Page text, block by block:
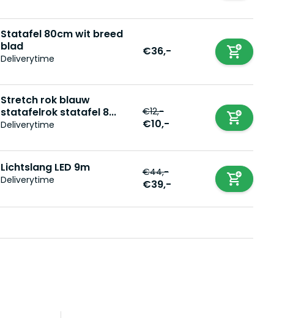
Statafel 80cm wit breed
blad
Deliverytime
€36,-
Stretch rok blauw
statafelrok statafel 8...
Deliverytime
€12,-
€10,-
Lichtslang LED 9m
Deliverytime
€44,-
€39,-